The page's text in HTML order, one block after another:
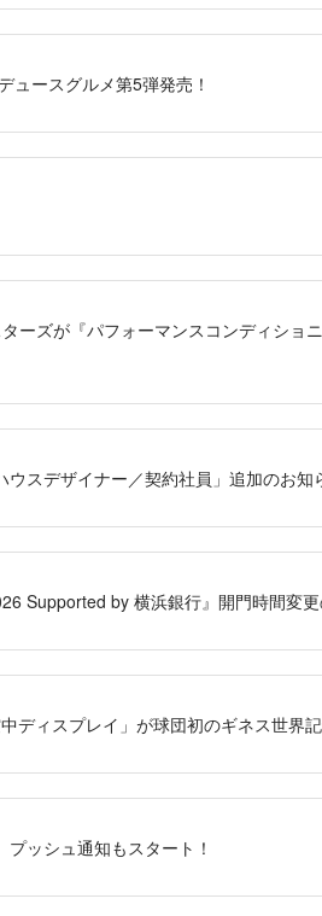
ュースグルメ第5弾発売！
ーズが『パフォーマンスコンディショ
スデザイナー／契約社員」追加のお知
Supported by 横浜銀行』開門時間変
ディスプレイ」が球団初のギネス世界
プッシュ通知もスタート！